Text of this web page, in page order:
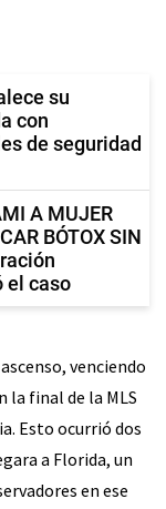
su
con
de seguridad
A MUJER
BÓTOX SIN
el caso
venciendo
la final de la MLS
Esto ocurrió dos
a Florida, un
en ese